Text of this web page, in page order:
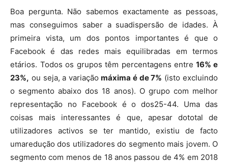
Boa pergunta. Não sabemos exactamente as pessoas,
mas conseguimos saber a suadispersão de idades. À
primeira vista, um dos pontos importantes é que o
Facebook é das redes mais equilibradas em termos
etários. Todos os grupos têm percentagens entre 16% e
23%, ou seja, a variação máxima é de 7% (isto excluindo
o segmento abaixo dos 18 anos). O grupo com melhor
representação no Facebook é o dos25-44. Uma das
coisas mais interessantes é que, apesar dototal de
utilizadores activos se ter mantido, existiu de facto
umaredução dos utilizadores do segmento mais jovem. O
segmento com menos de 18 anos passou de 4% em 2018